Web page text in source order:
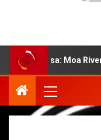
RiveraComunicado